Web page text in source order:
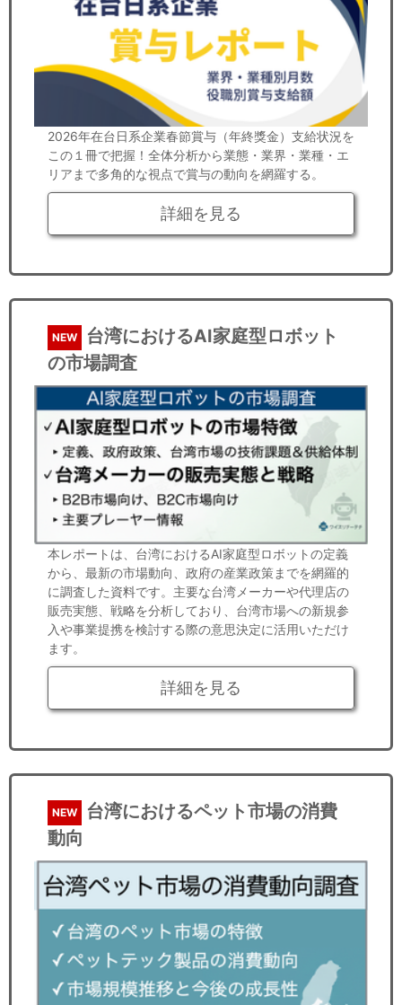
2026年在台日系企業春節賞与（年終獎金）支給状況を
この１冊で把握！全体分析から業態・業界・業種・エ
リアまで多角的な視点で賞与の動向を網羅する。
詳細を見る
NEW
台湾におけるAI家庭型ロボット
の市場調査
本レポートは、台湾におけるAI家庭型ロボットの定義
から、最新の市場動向、政府の産業政策までを網羅的
に調査した資料です。主要な台湾メーカーや代理店の
販売実態、戦略を分析しており、台湾市場への新規参
入や事業提携を検討する際の意思決定に活用いただけ
ます。
詳細を見る
NEW
台湾におけるペット市場の消費
動向